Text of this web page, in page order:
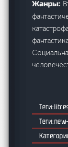
Жанры: